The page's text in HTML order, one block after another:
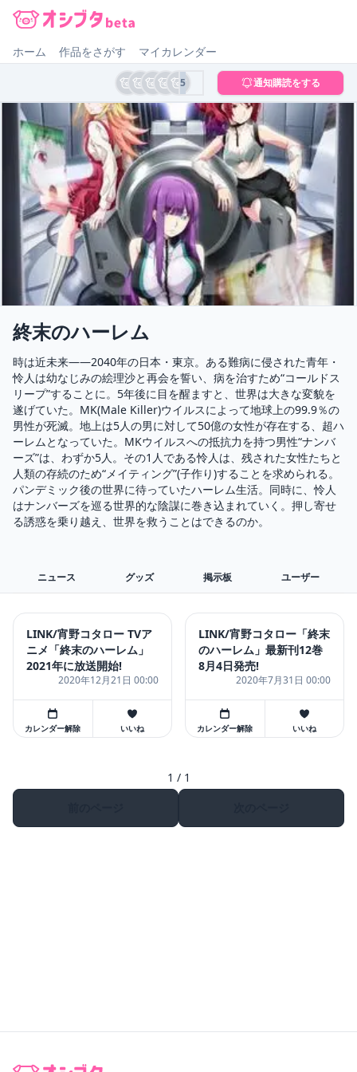
ホーム 作品をさがす マイカレンダー
5 通知購読をする
終末のハーレム
時は近未来――2040年の日本・東京。ある難病に侵された青年・
怜人は幼なじみの絵理沙と再会を誓い、病を治すため“コールドス
リープ”することに。5年後に目を醒ますと、世界は大きな変貌を
遂げていた。MK(Male Killer)ウイルスによって地球上の99.9％の
男性が死滅。地上は5人の男に対して50億の女性が存在する、超ハ
ーレムとなっていた。MKウイルスへの抵抗力を持つ男性“ナンバ
ーズ”は、わずか5人。その1人である怜人は、残された女性たちと
人類の存続のため“メイティング”(子作り)することを求められる。
パンデミック後の世界に待っていたハーレム生活。同時に、怜人
はナンバーズを巡る世界的な陰謀に巻き込まれていく。押し寄せ
る誘惑を乗り越え、世界を救うことはできるのか。
ニュース グッズ 掲示板 ユーザー
LINK/宵野コタロー TVア
ニメ「終末のハーレム」
2021年に放送開始!
2020年12月21日 00:00
カレンダー解除 いいね
LINK/宵野コタロー「終末
のハーレム」最新刊12巻
8月4日発売!
2020年7月31日 00:00
カレンダー解除 いいね
1 / 1